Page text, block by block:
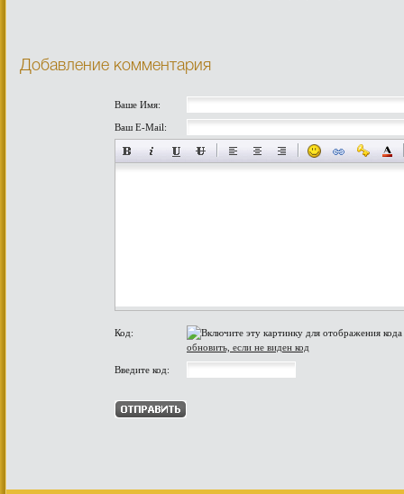
Добавление комментария
Ваше Имя:
Ваш E-Mail:
Код:
обновить, если не виден код
Введите код: